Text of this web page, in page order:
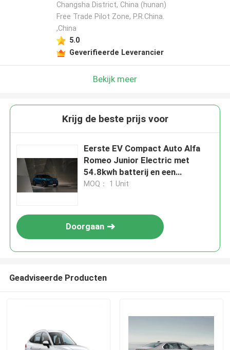
Changsha District, China (hunan)
Free Trade Pilot Zone, P.R.China.
,China
5.0
Geverifieerde Leverancier
Bekijk meer
Krijg de beste prijs voor
Eerste EV Compact Auto Alfa
Romeo Junior Electric met
54.8kwh batterij en een
maximaal vermogen van 158kW,
MOQ： 1 Unit
Doorgaan
Geadviseerde Producten